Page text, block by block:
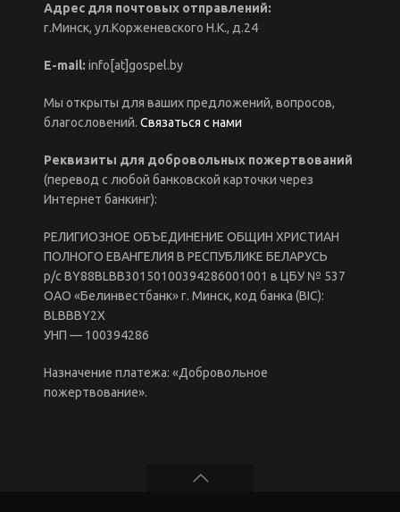
Адрес для почтовых отправлений:
г.Минск, ул.Корженевского Н.К., д.24
E-mail: info[at]gospel.by
Мы открыты для ваших предложений, вопросов,
благословений. Связаться с нами
Реквизиты для добровольных пожертвований
(перевод с любой банковской карточки через
Интернет банкинг):
РЕЛИГИОЗНОЕ ОБЪЕДИНЕНИЕ ОБЩИН ХРИСТИАН
ПОЛНОГО ЕВАНГЕЛИЯ В РЕСПУБЛИКЕ БЕЛАРУСЬ
р/c BY88BLBB30150100394286001001 в ЦБУ № 537
ОАО «Белинвестбанк» г. Минск, код банка (BIC):
BLBBBY2X
УНП — 100394286
Назначение платежа: «Добровольное
пожертвование».